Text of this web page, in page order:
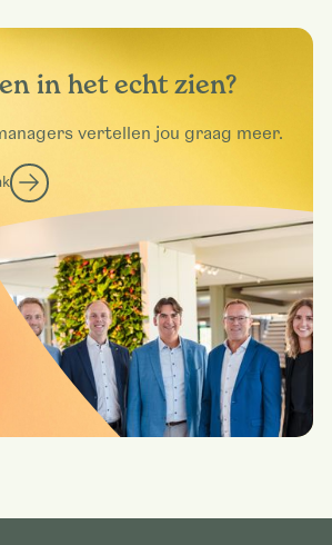
in het echt zien?
vertellen jou graag meer.